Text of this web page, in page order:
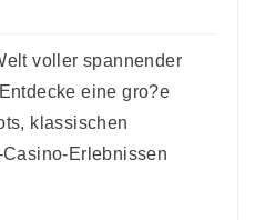
voller spannender
eine gro?e
klassischen
Erlebnissen